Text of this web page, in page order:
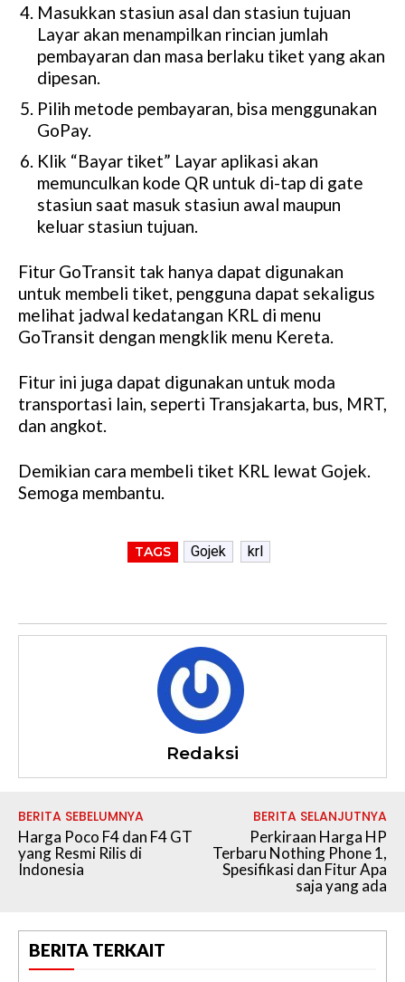
Masukkan stasiun asal dan stasiun tujuan
Layar akan menampilkan rincian jumlah
pembayaran dan masa berlaku tiket yang akan
dipesan.
Pilih metode pembayaran, bisa menggunakan
GoPay.
Klik “Bayar tiket” Layar aplikasi akan
memunculkan kode QR untuk di-tap di gate
stasiun saat masuk stasiun awal maupun
keluar stasiun tujuan.
Fitur GoTransit tak hanya dapat digunakan
untuk membeli tiket, pengguna dapat sekaligus
melihat jadwal kedatangan KRL di menu
GoTransit dengan mengklik menu Kereta.
Fitur ini juga dapat digunakan untuk moda
transportasi lain, seperti Transjakarta, bus, MRT,
dan angkot.
Demikian cara membeli tiket KRL lewat Gojek.
Semoga membantu.
TAGS Gojek krl
Redaksi
BERITA SEBELUMNYA
Harga Poco F4 dan F4 GT
yang Resmi Rilis di
Indonesia
BERITA SELANJUTNYA
Perkiraan Harga HP
Terbaru Nothing Phone 1,
Spesifikasi dan Fitur Apa
saja yang ada
BERITA TERKAIT